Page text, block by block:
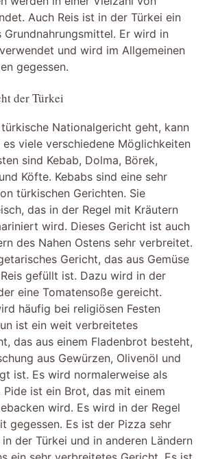
Auch Reis ist in der Türkei ein
Grundnahrungsmittel. Er wird in
und wird im Allgemeinen
gegessen.
der Türkei
Nationalgericht geht, kann
es viele verschiedene Möglichkeiten
sind Kebab, Dolma, Börek,
Köfte. Kebabs sind eine sehr
türkischen Gerichten. Sie
das in der Regel mit Kräutern
wird. Dieses Gericht ist auch
des Nahen Ostens sehr verbreitet.
Gericht, das aus Gemüse
gefüllt ist. Dazu wird in der
eine Tomatensoße gereicht.
häufig bei religiösen Festen
ist ein weit verbreitetes
das aus einem Fladenbrot besteht,
aus Gewürzen, Olivenöl und
ist. Es wird normalerweise als
Pide ist ein Brot, das mit einem
wird. Es wird in der Regel
gegessen. Es ist der Pizza sehr
der Türkei und in anderen Ländern